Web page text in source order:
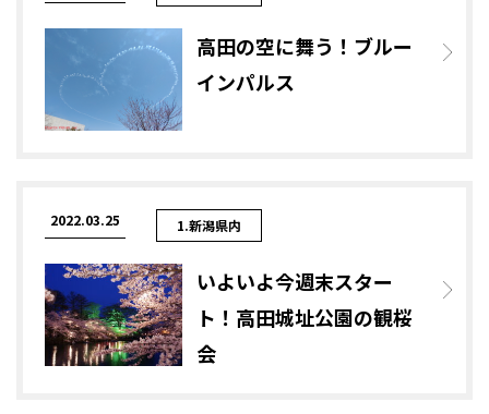
高田の空に舞う！ブルー
インパルス
2022.03.25 1.新潟県内
いよいよ今週末スター
ト！高田城址公園の観桜
会